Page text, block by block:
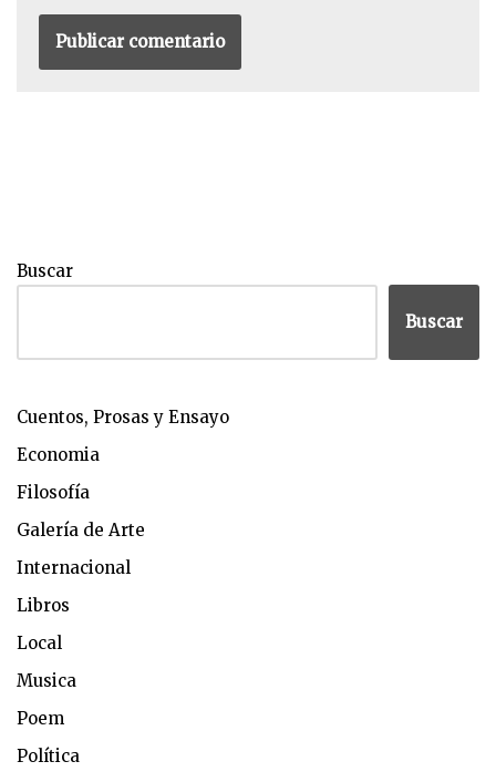
Buscar
Buscar
Cuentos, Prosas y Ensayo
Economia
Filosofía
Galería de Arte
Internacional
Libros
Local
Musica
Poem
Política